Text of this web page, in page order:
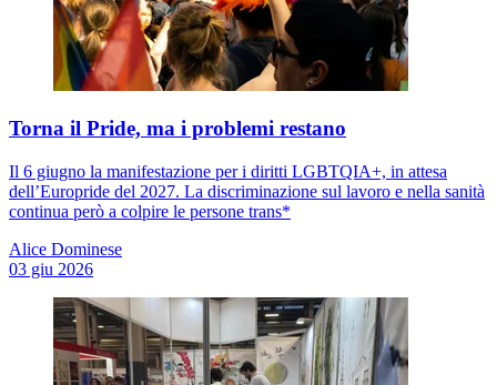
Torna il Pride, ma i problemi restano
Il 6 giugno la manifestazione per i diritti LGBTQIA+, in attesa
dell’Europride del 2027. La discriminazione sul lavoro e nella sanità
continua però a colpire le persone trans*
Alice Dominese
03 giu 2026